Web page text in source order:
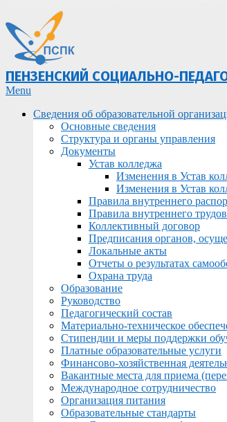
ПЕНЗЕНСКИЙ СОЦИАЛЬНО-
Primary
Menu
Menu
Сведения об образовательной
Основные сведения
Структура и органы управления
Документы
Устав колледжа
Изменения в Устав
Изменения в Устав
Правила внутреннего
Правила внутреннего
Коллективный договор
Предписания органов,
Локальные акты
Отчеты о результатах
Охрана труда
Образование
Руководство
Педагогический состав
Материально-техническое
Стипендии и меры поддержки
Платные образовательные услуги
Финансово-хозяйственная
Вакантные места для приема
Международное сотрудничество
Организация питания
Образовательные стандарты